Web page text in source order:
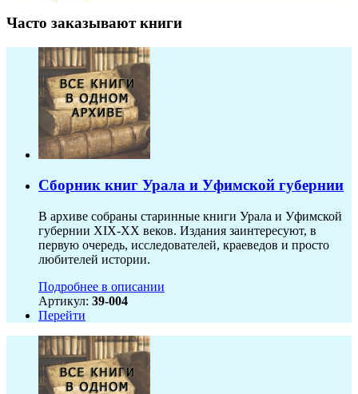
Часто заказывают книги
Сборник книг Урала и Уфимской губернии
В архиве собраны старинные книги Урала и Уфимской
губернии XIX-ХХ веков. Издания заинтересуют, в
первую очередь, исследователей, краеведов и просто
любителей истории.
Подробнее в описании
Артикул: 39-004
Перейти